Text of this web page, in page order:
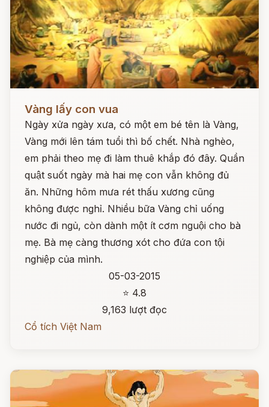
Vàng lấy con vua
Ngày xửa ngày xưa, có một em bé tên là Vàng,
Vàng mới lên tám tuổi thì bố chết. Nhà nghèo,
em phải theo mẹ đi làm thuê khắp đó đây. Quần
quật suốt ngày mà hai mẹ con vẫn không đủ
ăn. Những hôm mưa rét thấu xương cũng
không được nghỉ. Nhiều bữa Vàng chỉ uống
nước đi ngủ, còn dành một ít cơm nguội cho bà
mẹ. Bà mẹ càng thương xót cho đứa con tội
nghiệp của mình.
05-03-2015
⭐ 4.8
9,163 lượt đọc
Cổ tích Việt Nam